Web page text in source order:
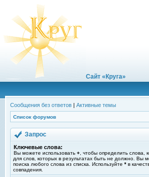
Сайт «Круга»
Сообщения без ответов | Активные темы
Список форумов
Запрос
Ключевые слова:
Вы можете использовать + , чтобы определить
для слов, которых в результатах быть не должно. Вы
поиска любого слова из списка. Используйте * в
совпадения.